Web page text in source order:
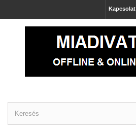
Kapcsolat